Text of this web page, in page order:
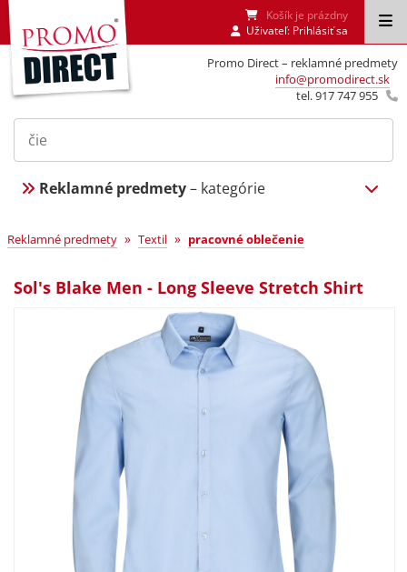
Promo Direct – reklamné predmety
info@promodirect.sk
tel. 917 747 955
Košík je prázdny
Uživateľ: Prihlásiť sa
Reklamné predmety– kategórie
Reklamné predmety » Textil » pracovné oblečenie
Sol's Blake Men - Long Sleeve Stretch Shirt